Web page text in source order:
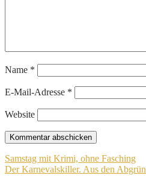
Name *
E-Mail-Adresse *
Website
Beitragsnavigation
Samstag mit Krimi, ohne Fasching
Der Karnevalskiller. Aus den